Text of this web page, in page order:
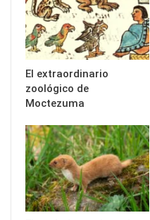
El extraordinario
zoológico de
Moctezuma